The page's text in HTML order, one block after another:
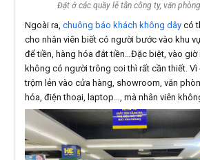
Đặt ở các quầy lễ tân công ty, văn
Ngoài ra, chuông báo khách không dây có
cho nhân viên biết có người bước vào khu
để tiền, hàng hóa đắt tiền…Đặc biệt, vào
không có người trông coi thì rất cần thiết. Vì
trộm lẻn vào cửa hàng, showroom, văn
hóa, điện thoại, laptop…, mà nhân viên